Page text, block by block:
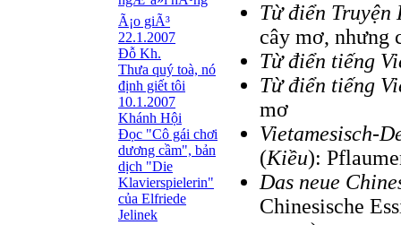
Ã¡o giÃ³
22.1.2007
Đỗ Kh.
Thưa quý toà, nó
định giết tôi
10.1.2007
Khánh Hội
Đọc "Cô gái chơi
dương cầm", bản
dịch "Die
Klavierspielerin"
của Elfriede
Jelinek
Từ điển
cây mơ, nhưng
Từ điển tiếng
Từ điển tiếng
mơ
Vietamesisch-
(Kiều):
Das neue
Chinesische